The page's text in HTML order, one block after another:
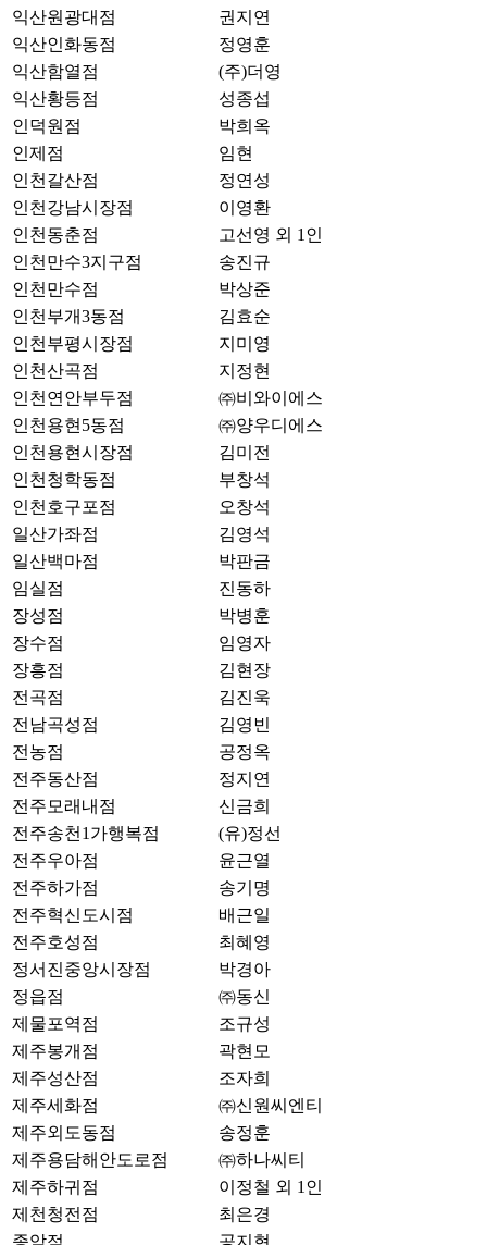
익산원광대점
권지연
익산인화동점
정영훈
익산함열점
(주)더영
익산황등점
성종섭
인덕원점
박희옥
인제점
임현
인천갈산점
정연성
인천강남시장점
이영환
인천동춘점
고선영 외 1인
인천만수3지구점
송진규
인천만수점
박상준
인천부개3동점
김효순
인천부평시장점
지미영
인천산곡점
지정현
인천연안부두점
㈜비와이에스
인천용현5동점
㈜양우디에스
인천용현시장점
김미전
인천청학동점
부창석
인천호구포점
오창석
일산가좌점
김영석
일산백마점
박판금
임실점
진동하
장성점
박병훈
장수점
임영자
장흥점
김현장
전곡점
김진욱
전남곡성점
김영빈
전농점
공정옥
전주동산점
정지연
전주모래내점
신금희
전주송천1가행복점
(유)정선
전주우아점
윤근열
전주하가점
송기명
전주혁신도시점
배근일
전주호성점
최혜영
정서진중앙시장점
박경아
정읍점
㈜동신
제물포역점
조규성
제주봉개점
곽현모
제주성산점
조자희
제주세화점
㈜신원씨엔티
제주외도동점
송정훈
제주용담해안도로점
㈜하나씨티
제주하귀점
이정철 외 1인
제천청전점
최은경
종암점
공지현